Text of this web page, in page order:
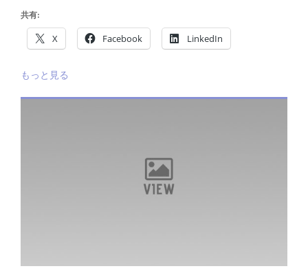
共有:
X Facebook LinkedIn
もっと見る